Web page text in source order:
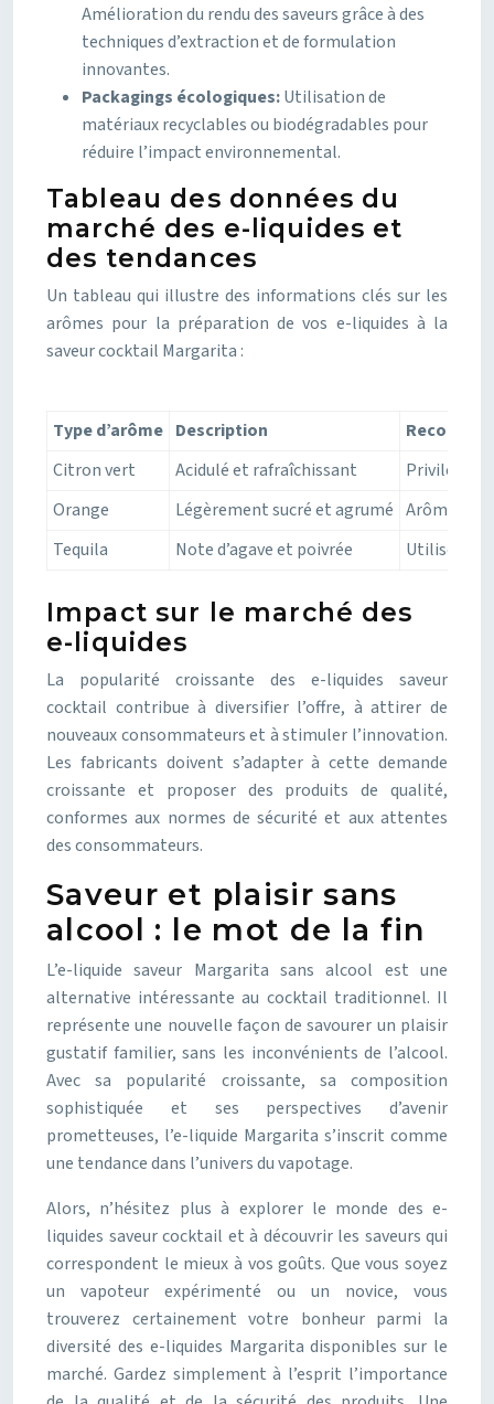
Amélioration du rendu des saveurs grâce à des
techniques d’extraction et de formulation
innovantes.
Packagings écologiques:Utilisation de
matériaux recyclables ou biodégradables pour
réduire l’impact environnemental.
Tableau des données du
marché des e-liquides et
des tendances
Un tableau qui illustre des informations clés sur les
arômes pour la préparation de vos e-liquides à la
saveur cocktail Margarita :
Type d’arôme Description
Citron vert
Acidulé et rafraîchissant
Privilégier
Orange
Légèrement sucré et agrumé Arômes
Tequila
Note d’agave et poivrée Utiliser
Impact sur le marché des
e-liquides
La popularité croissante des e-liquides saveur
cocktail contribue à diversifier l’offre, à attirer de
nouveaux consommateurs et à stimuler l’innovation.
Les fabricants doivent s’adapter à cette demande
croissante et proposer des produits de qualité,
conformes aux normes de sécurité et aux attentes
des consommateurs.
Saveur et plaisir sans
alcool : le mot de la fin
L’e-liquide saveur Margarita sans alcool est une
alternative intéressante au cocktail traditionnel. Il
représente une nouvelle façon de savourer un plaisir
gustatif familier, sans les inconvénients de l’alcool.
Avec sa popularité croissante, sa composition
sophistiquée et ses perspectives d’avenir
prometteuses, l’e-liquide Margarita s’inscrit comme
une tendance dans l’univers du vapotage.
Alors, n’hésitez plus à explorer le monde des e-
liquides saveur cocktail et à découvrir les saveurs qui
correspondent le mieux à vos goûts. Que vous soyez
un vapoteur expérimenté ou un novice, vous
trouverez certainement votre bonheur parmi la
diversité des e-liquides Margarita disponibles sur le
marché. Gardez simplement à l’esprit l’importance